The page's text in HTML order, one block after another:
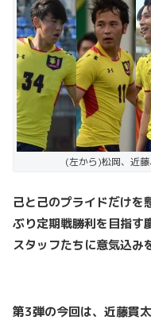
(左から)松岡、近
己と己のプライドだけ
ぶり定期戦勝利を目指す
スタッフたちに意気込み
第3弾の今回は、近藤貫